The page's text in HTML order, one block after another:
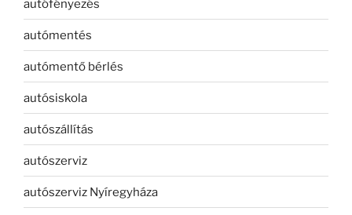
autófényezés
autómentés
autómentő bérlés
autósiskola
autószállítás
autószerviz
autószerviz Nyíregyháza